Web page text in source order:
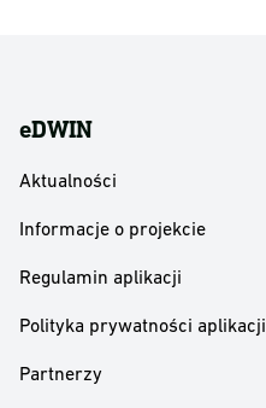
eDWIN
Aktualności
Informacje o projekcie
Regulamin aplikacji
Polityka prywatności aplikacji
Partnerzy